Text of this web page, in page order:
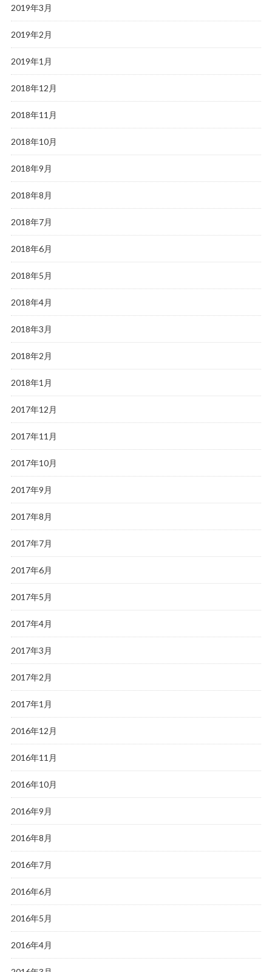
2019年3月
2019年2月
2019年1月
2018年12月
2018年11月
2018年10月
2018年9月
2018年8月
2018年7月
2018年6月
2018年5月
2018年4月
2018年3月
2018年2月
2018年1月
2017年12月
2017年11月
2017年10月
2017年9月
2017年8月
2017年7月
2017年6月
2017年5月
2017年4月
2017年3月
2017年2月
2017年1月
2016年12月
2016年11月
2016年10月
2016年9月
2016年8月
2016年7月
2016年6月
2016年5月
2016年4月